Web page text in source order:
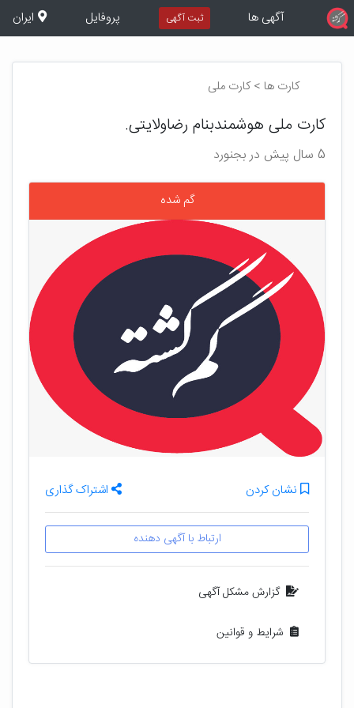
آگهی ها ثبت آگهی پروفایل ایران
کارت ها > کارت ملی
کارت ملی هوشمندبنام رضاولایتی.
5 سال پیش در بجنورد
گم شده
نشان کردن اشتراک گذاری
ارتباط با آگهی دهنده
گزارش مشکل آگهی
شرایط و قوانین